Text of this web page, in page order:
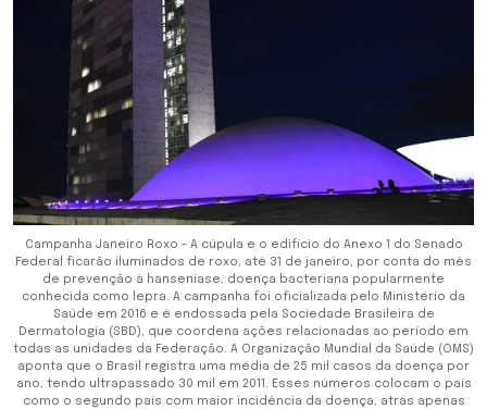
Campanha Janeiro Roxo - A cúpula e o edifício do Anexo 1 do Senado
Federal ficarão iluminados de roxo, até 31 de janeiro, por conta do mês
de prevenção à hanseníase, doença bacteriana popularmente
conhecida como lepra. A campanha foi oficializada pelo Ministério da
Saúde em 2016 e é endossada pela Sociedade Brasileira de
Dermatologia (SBD), que coordena ações relacionadas ao período em
todas as unidades da Federação. A Organização Mundial da Saúde (OMS)
aponta que o Brasil registra uma média de 25 mil casos da doença por
ano, tendo ultrapassado 30 mil em 2011. Esses números colocam o país
como o segundo país com maior incidência da doença, atrás apenas